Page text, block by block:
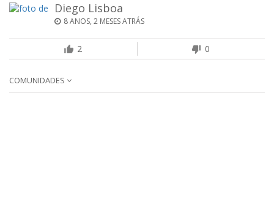
Diego Lisboa
8 ANOS, 2 MESES ATRÁS
2 0
COMUNIDADES